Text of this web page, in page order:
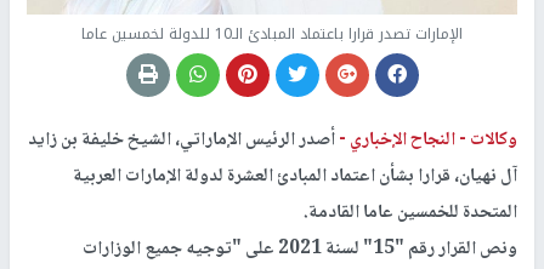
الإمارات تصدر قرارا باعتماد المبادئ الـ10 للدولة لخمسين عاما
وكالات -النجاح الإخباري -أصدر الرئيس الإماراتي، الشيخ خليفة بن زايد
آل نهيان، قرارا بشأن اعتماد المبادئ العشرة لدولة الإمارات العربية
المتحدة للخمسين عاما القادمة.
ونص القرار رقم "15" لسنة 2021 على "توجيه جميع الوزارات